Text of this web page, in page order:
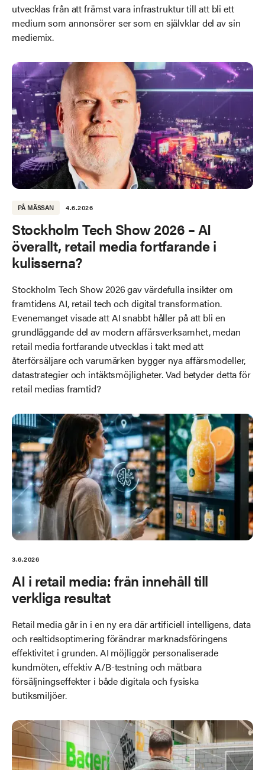
utvecklas från att främst vara infrastruktur till att bli ett
medium som annonsörer ser som en självklar del av sin
mediemix.
PÅ MÄSSAN 4.6.2026
Stockholm Tech Show 2026 – AI
överallt, retail media fortfarande i
kulisserna?
Stockholm Tech Show 2026 gav värdefulla insikter om
framtidens AI, retail tech och digital transformation.
Evenemanget visade att AI snabbt håller på att bli en
grundläggande del av modern affärsverksamhet, medan
retail media fortfarande utvecklas i takt med att
återförsäljare och varumärken bygger nya affärsmodeller,
datastrategier och intäktsmöjligheter. Vad betyder detta för
retail medias framtid?
3.6.2026
AI i retail media: från innehåll till
verkliga resultat
Retail media går in i en ny era där artificiell intelligens, data
och realtidsoptimering förändrar marknadsföringens
effektivitet i grunden. AI möjliggör personaliserade
kundmöten, effektiv A/B-testning och mätbara
försäljningseffekter i både digitala och fysiska
butiksmiljöer.